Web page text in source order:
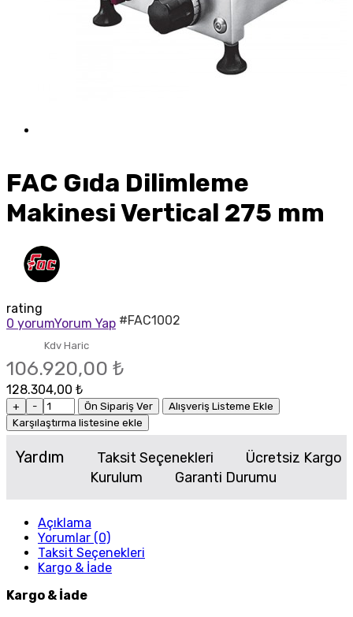
FAC Gıda Dilimleme
Makinesi Vertical 275 mm
rating
0 yorumYorum Yap #FAC1002
Kdv Haric
106.920,00 ₺
128.304,00 ₺
+ - Ön Sipariş Ver
Alışveriş Listeme Ekle
Karşılaştırma listesine ekle
Yardım Taksit Seçenekleri
Ücretsiz Kargo
Kurulum
Garanti Durumu
Açıklama
Yorumlar (0)
Taksit Seçenekleri
Kargo & İade
Kargo & İade